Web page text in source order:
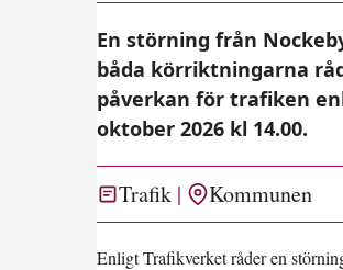
En störning från
båda körriktningarna
påverkan för trafiken
oktober 2026 kl 14.00.
Trafik Kommunen
Enligt Trafikverket råder en